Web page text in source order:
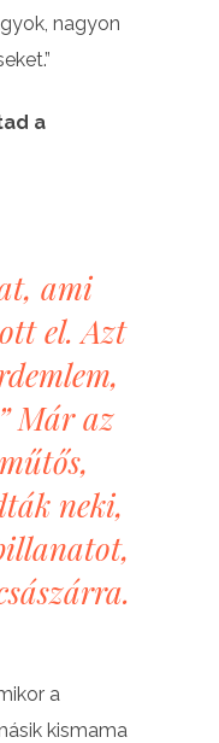
nagyon
a
ami
el. Azt
Már az
neki,
a
kismama